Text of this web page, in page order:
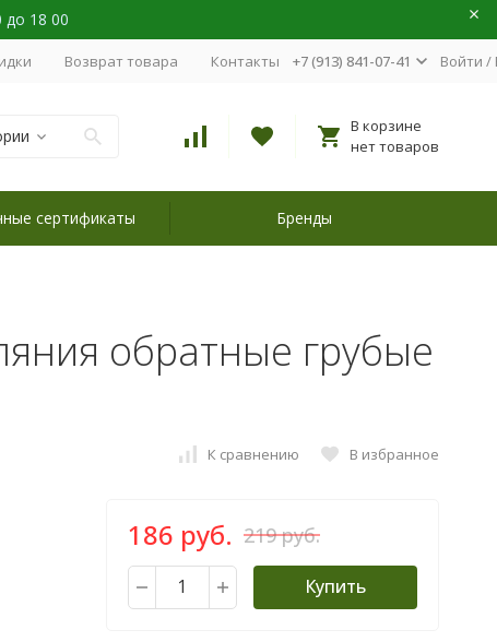
до 18 00
Возврат товара Контакты +7 (913) 841-07-41 Войти /
В корзине
нет товаров
сертификаты Бренды
обратные грубые
К сравнению В избранное
186 руб. 219 руб.
Купить